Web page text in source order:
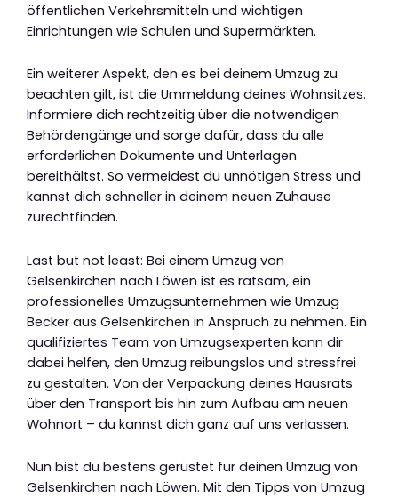
öffentlichen Verkehrsmitteln und wichtigen
Einrichtungen wie Schulen und Supermärkten.
Ein weiterer Aspekt, den es bei deinem Umzug zu
beachten gilt, ist die Ummeldung deines Wohnsitzes.
Informiere dich rechtzeitig über die notwendigen
Behördengänge und sorge dafür, dass du alle
erforderlichen Dokumente und Unterlagen
bereithältst. So vermeidest du unnötigen Stress und
kannst dich schneller in deinem neuen Zuhause
zurechtfinden.
Last but not least: Bei einem Umzug von
Gelsenkirchen nach Löwen ist es ratsam, ein
professionelles Umzugsunternehmen wie Umzug
Becker aus Gelsenkirchen in Anspruch zu nehmen. Ein
qualifiziertes Team von Umzugsexperten kann dir
dabei helfen, den Umzug reibungslos und stressfrei
zu gestalten. Von der Verpackung deines Hausrats
über den Transport bis hin zum Aufbau am neuen
Wohnort – du kannst dich ganz auf uns verlassen.
Nun bist du bestens gerüstet für deinen Umzug von
Gelsenkirchen nach Löwen. Mit den Tipps von Umzug